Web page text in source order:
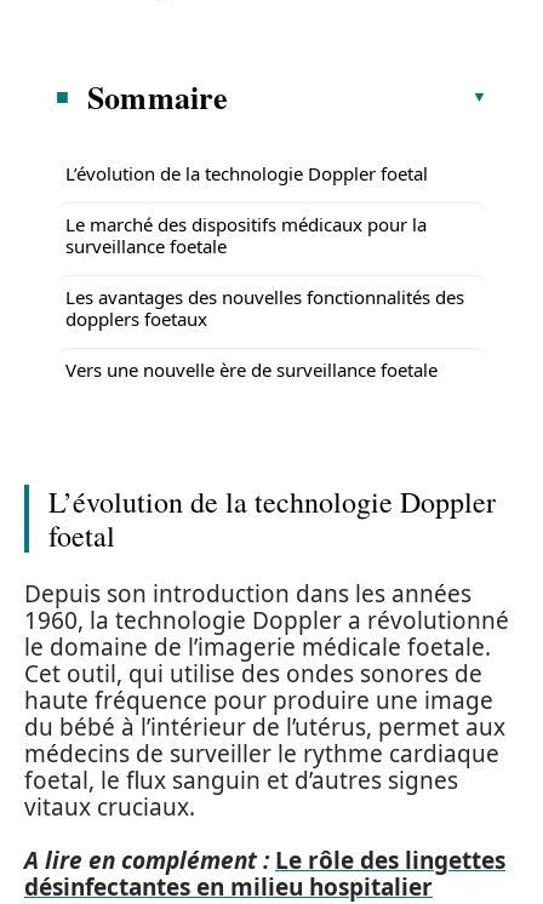
Sommaire
L’évolution de la technologie Doppler foetal
Le marché des dispositifs médicaux pour la
surveillance foetale
Les avantages des nouvelles fonctionnalités des
dopplers foetaux
Vers une nouvelle ère de surveillance foetale
L’évolution de la technologie Doppler
foetal
Depuis son introduction dans les années
1960, la technologie Doppler a révolutionné
le domaine de l’imagerie médicale foetale.
Cet outil, qui utilise des ondes sonores de
haute fréquence pour produire une image
du bébé à l’intérieur de l’utérus, permet aux
médecins de surveiller le rythme cardiaque
foetal, le flux sanguin et d’autres signes
vitaux cruciaux.
A lire en complément : Le rôle des lingettes
désinfectantes en milieu hospitalier